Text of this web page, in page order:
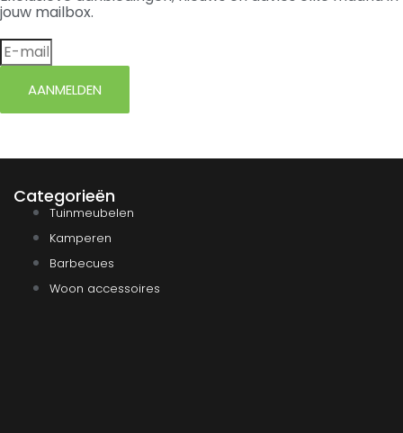
jouw mailbox.
AANMELDEN
Categorieën
Tuinmeubelen
Kamperen
Barbecues
Woon accessoires